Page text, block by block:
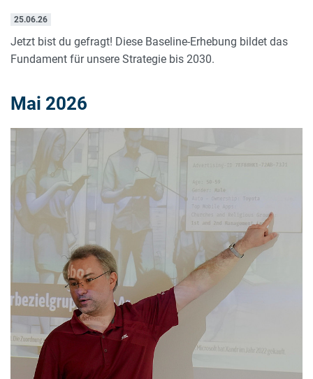
25.06.26
Jetzt bist du gefragt! Diese Baseline-Erhebung bildet das
Fundament für unsere Strategie bis 2030.
Mai 2026